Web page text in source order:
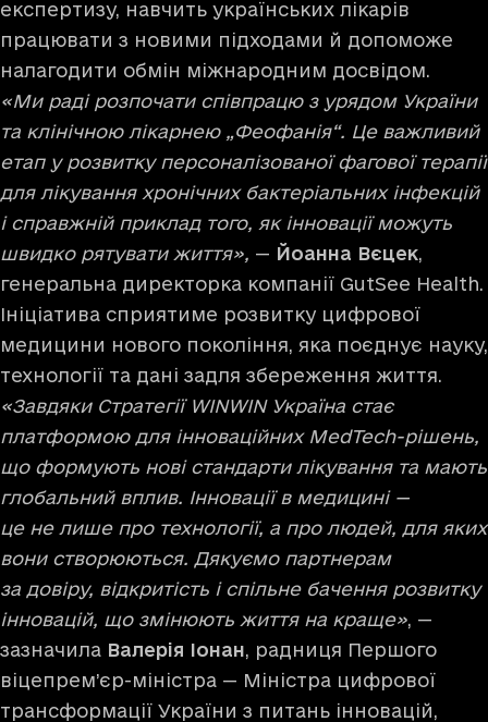
експертизу, навчить українських лікарів
працювати з новими підходами й допоможе
налагодити обмін міжнародним досвідом.
«Ми раді розпочати співпрацю з урядом України
та клінічною лікарнею „Феофанія“. Це важливий
етап у розвитку персоналізованої фагової терапії
для лікування хронічних бактеріальних інфекцій
і справжній приклад того, як інновації можуть
швидко рятувати життя», — Йоанна Вєцек,
генеральна директорка компанії GutSee Health.
Ініціатива сприятиме розвитку цифрової
медицини нового покоління, яка поєднує науку,
технології та дані задля збереження життя.
«Завдяки Стратегії WINWIN Україна стає
платформою для інноваційних MedTech-рішень,
що формують нові стандарти лікування та мають
глобальний вплив. Інновації в медицині —
це не лише про технології, а про людей, для яких
вони створюються. Дякуємо партнерам
за довіру, відкритість і спільне бачення розвитку
інновацій, що змінюють життя на краще», —
зазначила Валерія Іонан, радниця Першого
віцепрем’єр-міністра — Міністра цифрової
трансформації України з питань інновацій,